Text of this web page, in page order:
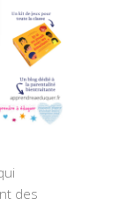
des